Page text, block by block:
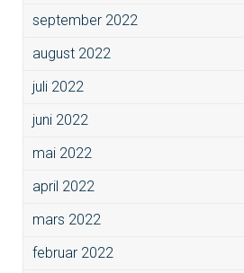
september 2022
august 2022
juli 2022
juni 2022
mai 2022
april 2022
mars 2022
februar 2022